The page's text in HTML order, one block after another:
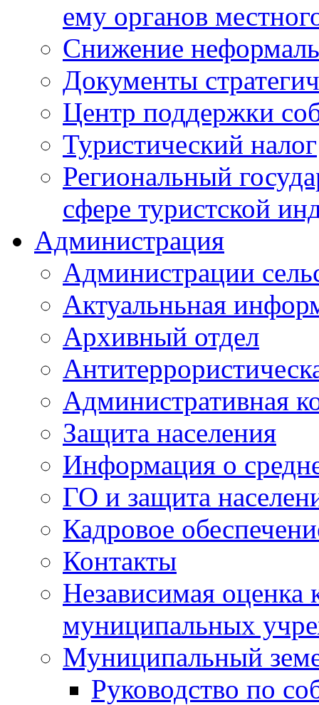
ему органов
Снижение
Документы
Центр поддержки
Туристический налог
Региональный
сфере туристской
Администрация
Администрации
Актуальньная
Архивный отдел
Административная
Защита населения
Информация о
ГО и защита
Кадровое
Контакты
Независимая оценка
муниципальных
Муниципальный
Руководство по